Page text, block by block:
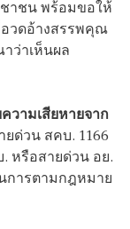
าชน พร้อมขอให้
วดอ้างสรรพคุณ
ว่าเห็นผล
ามเสียหายจาก
ยด่วน สคบ. 1166
. หรือสายด่วน อย.
นการตามกฎหมาย